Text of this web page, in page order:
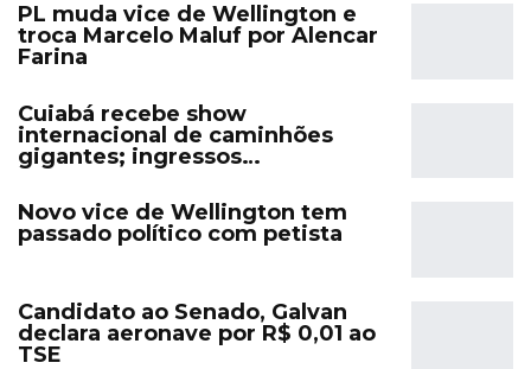
PL muda vice de Wellington e
troca Marcelo Maluf por Alencar
Farina
Cuiabá recebe show
internacional de caminhões
gigantes; ingressos…
Novo vice de Wellington tem
passado político com petista
Candidato ao Senado, Galvan
declara aeronave por R$ 0,01 ao
TSE